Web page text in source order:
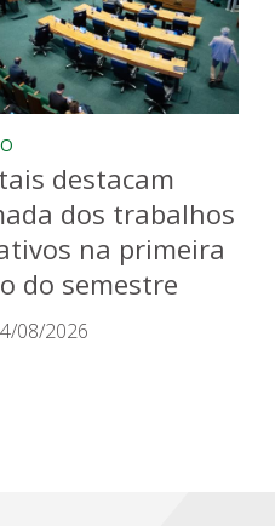
destacam
dos trabalhos
na primeira
do semestre
08/2026